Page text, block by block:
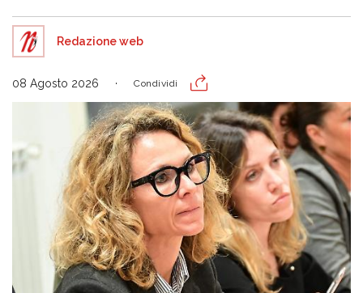
Redazione web
08 Agosto 2026 Condividi